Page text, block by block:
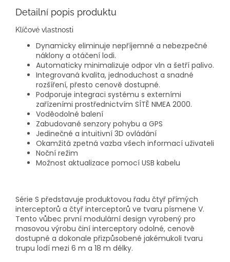
Detailní popis produktu
Klíčové vlastnosti
Dynamicky eliminuje nepříjemné a nebezpečné
náklony a otáčení lodi.
Automaticky minimalizuje odpor vln a šetří palivo.
Integrovaná kvalita, jednoduchost a snadné
rozšíření, přesto cenově dostupné.
Podporuje integraci systému s externími
zařízeními prostřednictvím SÍTĚ NMEA 2000.
Voděodolné balení
Zabudované senzory pohybu a GPS
Jedinečné a intuitivní 3D ovládání
Okamžitá zpetná vazba všech informací uživateli
Noční režim
Možnost aktualizace pomocí USB kabelu
Série S představuje produktovou řadu čtyř přímých
interceptorů a čtyř interceptorů ve tvaru písmene V.
Tento vůbec první modulární design vyrobený pro
masovou výrobu činí interceptory odolné, cenově
dostupné a dokonale přizpůsobené jakémukoli tvaru
trupu lodí mezi 6 m a 18 m délky.